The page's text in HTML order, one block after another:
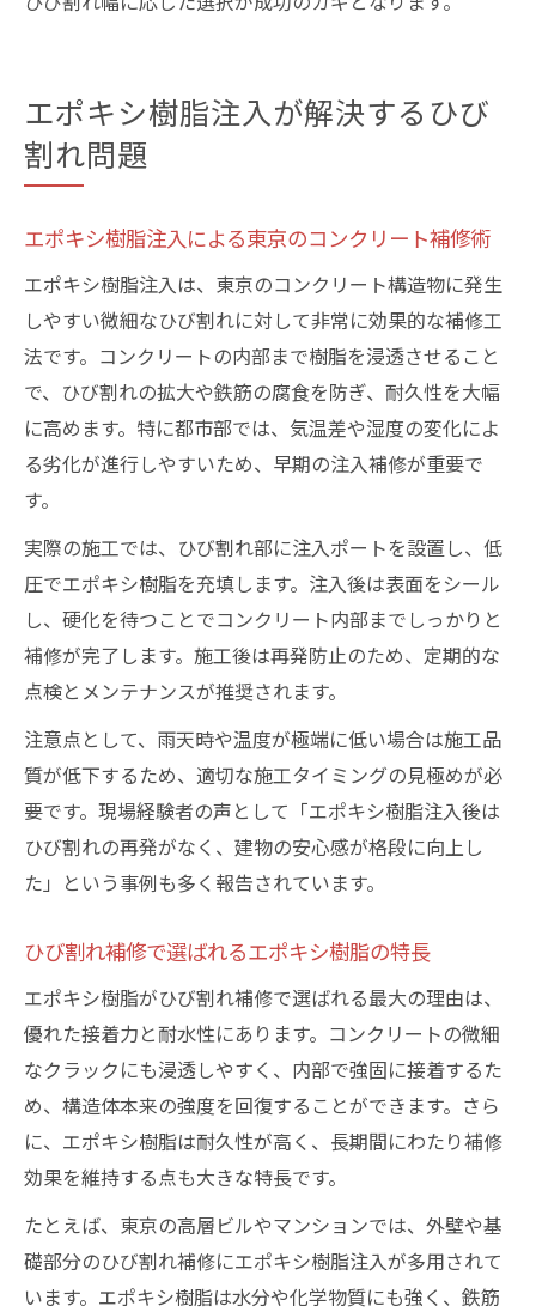
エポキシ樹脂注入が解決するひび
割れ問題
エポキシ樹脂注入による東京のコンクリート補修術
エポキシ樹脂注入は、東京のコンクリート構造物に発生
しやすい微細なひび割れに対して非常に効果的な補修工
法です。コンクリートの内部まで樹脂を浸透させること
で、ひび割れの拡大や鉄筋の腐食を防ぎ、耐久性を大幅
に高めます。特に都市部では、気温差や湿度の変化によ
る劣化が進行しやすいため、早期の注入補修が重要で
す。
実際の施工では、ひび割れ部に注入ポートを設置し、低
圧でエポキシ樹脂を充填します。注入後は表面をシール
し、硬化を待つことでコンクリート内部までしっかりと
補修が完了します。施工後は再発防止のため、定期的な
点検とメンテナンスが推奨されます。
注意点として、雨天時や温度が極端に低い場合は施工品
質が低下するため、適切な施工タイミングの見極めが必
要です。現場経験者の声として「エポキシ樹脂注入後は
ひび割れの再発がなく、建物の安心感が格段に向上し
た」という事例も多く報告されています。
ひび割れ補修で選ばれるエポキシ樹脂の特長
エポキシ樹脂がひび割れ補修で選ばれる最大の理由は、
優れた接着力と耐水性にあります。コンクリートの微細
なクラックにも浸透しやすく、内部で強固に接着するた
め、構造体本来の強度を回復することができます。さら
に、エポキシ樹脂は耐久性が高く、長期間にわたり補修
効果を維持する点も大きな特長です。
たとえば、東京の高層ビルやマンションでは、外壁や基
礎部分のひび割れ補修にエポキシ樹脂注入が多用されて
います。エポキシ樹脂は水分や化学物質にも強く、鉄筋